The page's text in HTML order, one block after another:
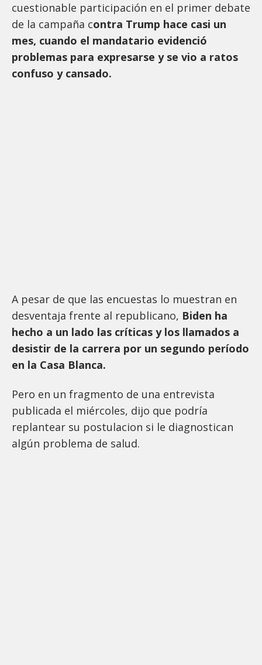
cuestionable participación en el primer debate
de la campaña contra Trump hace casi un
mes, cuando el mandatario evidenció
problemas para expresarse y se vio a ratos
confuso y cansado.
A pesar de que las encuestas lo muestran en
desventaja frente al republicano, Biden ha
hecho a un lado las críticas y los llamados a
desistir de la carrera por un segundo período
en la Casa Blanca.
Pero en un fragmento de una entrevista
publicada el miércoles, dijo que podría
replantear su postulacion si le diagnostican
algún problema de salud.